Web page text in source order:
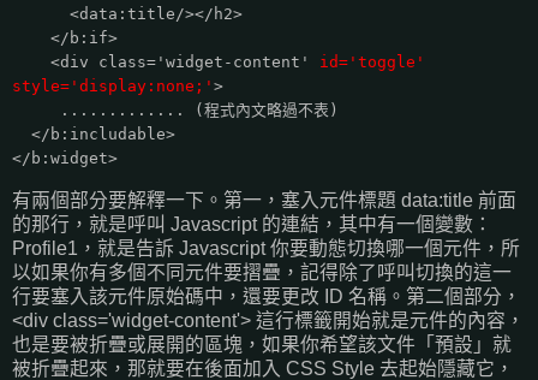
<data:title/></h2>
</b:if>
<div class='widget-content'
id='toggle'
style='display:none;' >
............. (程式內文略過不表)
</b:includable>
</b:widget>
有兩個部分要解釋一下。第一，塞入元件標題 data:title 前面
的那行，就是呼叫 Javascript 的連結，其中有一個變數：
Profile1，就是告訴 Javascript 你要動態切換哪一個元件，所
以如果你有多個不同元件要摺疊，記得除了呼叫切換的這一
行要塞入該元件原始碼中，還要更改 ID 名稱。第二個部分，
<div class='widget-content'> 這行標籤開始就是元件的內容，
也是要被折疊或展開的區塊，如果你希望該文件「預設」就
被折疊起來，那就要在後面加入 CSS Style 去起始隱藏它，